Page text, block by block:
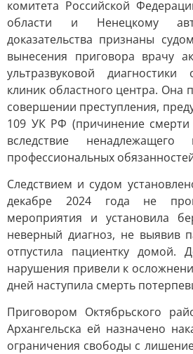
комитета Российской
области и Ненецкому
доказательства признаны
вынесения приговора врачу
ультразвуковой
клиник областного центра. Она
совершении преступления,
109 УК РФ (причинение смерти
вследствие ненадлежащего
профессиональных
Следствием и судом
декабре 2024 года не
мероприятия и установила
неверный диагноз, не выявив
отпустила пациентку домой.
нарушения привели к
дней наступила смерть
Приговором Октябрьского
Архангельска ей назначено
ограничения свободы с